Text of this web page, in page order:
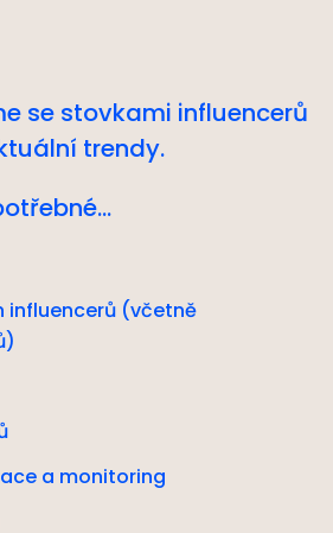
se stovkami influencerů
trendy.
influencerů (včetně
a monitoring